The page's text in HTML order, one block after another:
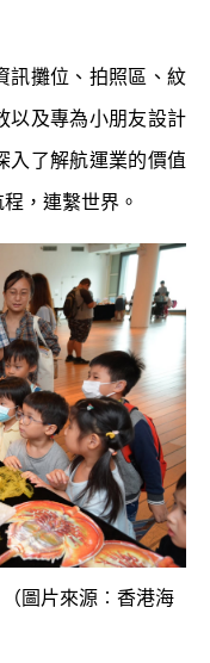
訊攤位、拍照區、紋
以及專為小朋友設計
入了解航運業的價值
，連繫世界。
（圖片來源︰ 香港海